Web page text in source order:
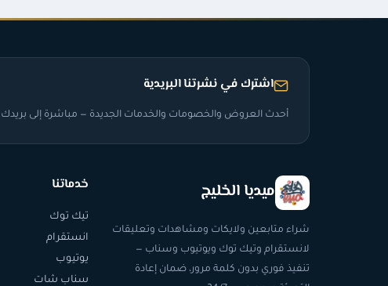
اشترك في نشرتنا البريدية
أحدث العروض والخصومات والخدمات الجديدة — مباشرة إلى
ميديا الخليج
شراء متابعين ولايكات ومشاهدات وتعليقات
لانستقرام وتيك توك ويوتيوب وسناب —
تنفيذ فوري بدون كلمة مرور، ضمان إعادة
خدماتنا
تيك توك
انستقرام
يوتيوب
سناب شات